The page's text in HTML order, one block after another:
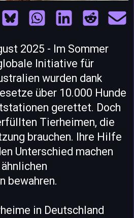
2025 - Im Sommer
Initiative für
wurden dank
über 10.000 Hunde
gerettet. Doch
Tierheimen, die
brauchen. Ihre Hilfe
Unterschied machen
bewahren.
in Deutschland